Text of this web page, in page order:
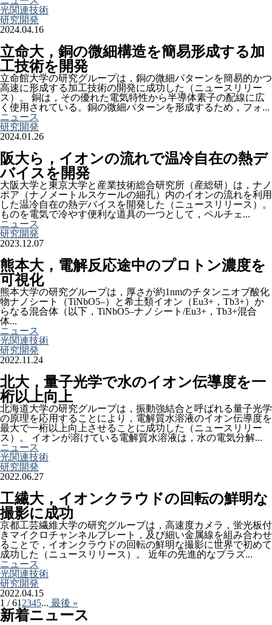
光関連技術
研究開発
2024.04.16
立命大，銅の微細構造を簡易形成する加
工技術を開発
立命館大学の研究グループは，銅の微細パターンを簡易的かつ
高速に形成する加工技術の開発に成功した（ニュースリリー
ス）。 銅は，その優れた電気特性から半導体素子の配線に広
く使用されている。銅の微細パターンを形成するため，フォ...
ニュース
研究開発
2024.01.26
阪大ら，イオンの流れで温冷自在の熱デ
バイスを開発
大阪大学と東京大学と産業技術総合研究所（産総研）は，ナノ
ポア（ナノメートルスケールの細孔）内のイオンの流れを利用
した温冷自在の熱デバイスを開発した（ニュースリリース）。
ものを電気で冷やす便利な道具の一つとして，ペルチェ...
ニュース
研究開発
2023.12.07
熊本大，電解反応途中のプロトン濃度を
可視化
熊本大学の研究グループは，厚さが約1nmのチタンニオブ酸化
物ナノシート（TiNbO5–）と希土類イオン（Eu3+，Tb3+）か
らなる混合体（以下，TiNbO5–ナノシート/Eu3+，Tb3+混合
体...
ニュース
光関連技術
研究開発
2022.11.24
北大，量子光学で水のイオン伝導度を一
桁以上向上
北海道大学の研究グループは，振動強結合と呼ばれる量子光学
の原理を応用することにより，電解質水溶液のイオン伝導度を
最大で一桁以上向上させることに成功した（ニュースリリー
ス）。 イオンが溶けている電解質水溶液は，水の電気分解...
ニュース
光関連技術
研究開発
2022.06.27
工繊大，イオンクラウドの回転の鮮明な
撮影に成功
京都工芸繊維大学の研究グループは，高速度カメラ，蛍光板付
きマイクロチャンネルプレート，及び細い金属線を組み合わせ
ることで，イオンクラウドの回転の鮮明な撮影に世界で初めて
成功した（ニュースリリース）。 近年の先進的なプラズ...
ニュース
光関連技術
研究開発
2022.04.15
1 / 61 2345... 最後 »
新着ニュース